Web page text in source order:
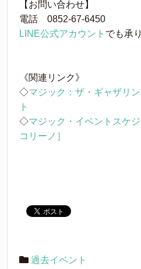
【お問い合わせ】
電話 0852-67-6450
LINE公式アカウント でも承
《関連リンク》
◇マジック：ザ・ギャザリ
ト
◇マジック・イベントスケ
コリーノ］
過去イベント